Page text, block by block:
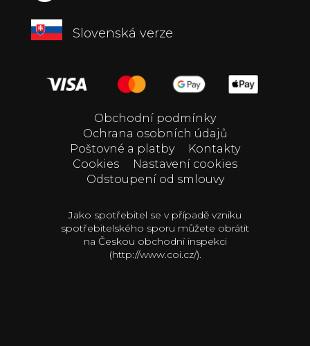
Slovenská verze
Obchodní podmínky
Ochrana osobních údajů
Poštovné a platby
Kontakty
Cookies
Nastavení cookies
Odstoupení od smlouvy
Jako spotřebitel se v případě vzniku
spotřebitelského sporu můžete obrátit
na Českou obchodní inspekci
(http://www.coi.cz/).